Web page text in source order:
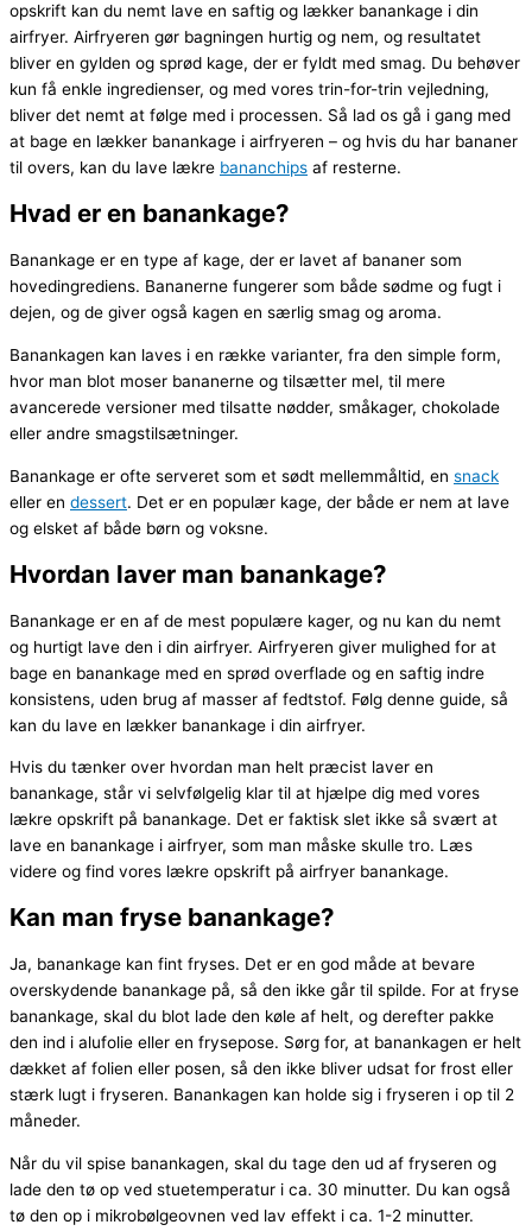
opskrift kan du nemt lave en saftig og lækker banankage i din
airfryer. Airfryeren gør bagningen hurtig og nem, og resultatet
bliver en gylden og sprød kage, der er fyldt med smag. Du behøver
kun få enkle ingredienser, og med vores trin-for-trin vejledning,
bliver det nemt at følge med i processen. Så lad os gå i gang med
at bage en lækker banankage i airfryeren – og hvis du har bananer
til overs, kan du lave lækre bananchips af resterne.
Hvad er en banankage?
Banankage er en type af kage, der er lavet af bananer som
hovedingrediens. Bananerne fungerer som både sødme og fugt i
dejen, og de giver også kagen en særlig smag og aroma.
Banankagen kan laves i en række varianter, fra den simple form,
hvor man blot moser bananerne og tilsætter mel, til mere
avancerede versioner med tilsatte nødder, småkager, chokolade
eller andre smagstilsætninger.
Banankage er ofte serveret som et sødt mellemmåltid, en snack
eller en dessert. Det er en populær kage, der både er nem at lave
og elsket af både børn og voksne.
Hvordan laver man banankage?
Banankage er en af de mest populære kager, og nu kan du nemt
og hurtigt lave den i din airfryer. Airfryeren giver mulighed for at
bage en banankage med en sprød overflade og en saftig indre
konsistens, uden brug af masser af fedtstof. Følg denne guide, så
kan du lave en lækker banankage i din airfryer.
Hvis du tænker over hvordan man helt præcist laver en
banankage, står vi selvfølgelig klar til at hjælpe dig med vores
lækre opskrift på banankage. Det er faktisk slet ikke så svært at
lave en banankage i airfryer, som man måske skulle tro. Læs
videre og find vores lækre opskrift på airfryer banankage.
Kan man fryse banankage?
Ja, banankage kan fint fryses. Det er en god måde at bevare
overskydende banankage på, så den ikke går til spilde. For at fryse
banankage, skal du blot lade den køle af helt, og derefter pakke
den ind i alufolie eller en frysepose. Sørg for, at banankagen er helt
dækket af folien eller posen, så den ikke bliver udsat for frost eller
stærk lugt i fryseren. Banankagen kan holde sig i fryseren i op til 2
måneder.
Når du vil spise banankagen, skal du tage den ud af fryseren og
lade den tø op ved stuetemperatur i ca. 30 minutter. Du kan også
tø den op i mikrobølgeovnen ved lav effekt i ca. 1-2 minutter.